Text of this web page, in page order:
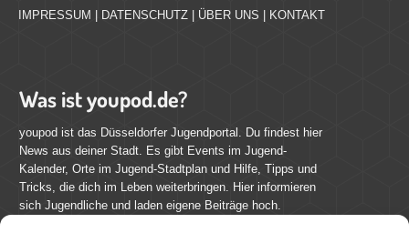
IMPRESSUM DATENSCHUTZ ÜBER UNS KONTAKT
Was ist youpod.de?
youpod ist das Düsseldorfer Jugendportal. Du findest hier
News aus deiner Stadt. Es gibt Events im Jugend-
Kalender, Orte im Jugend-Stadtplan und Hilfe, Tipps und
Tricks, die dich im Leben weiterbringen. Hier informieren
sich Jugendliche und laden eigene Beiträge hoch.